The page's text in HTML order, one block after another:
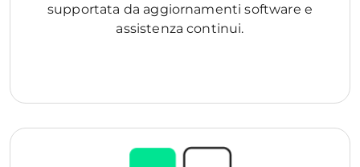
supportata da aggiornamenti software e
assistenza continui.